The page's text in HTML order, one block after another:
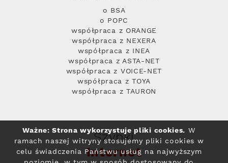
o BSA
o POPC
współpraca z ORANGE
współpraca z NEXERA
współpraca z INEA
współpraca z ASTA-NET
współpraca z VOICE-NET
współpraca z TOYA
współpraca z TAURON
Szybki
Internet
Ważne: Strona wykorzystuje pliki cookies. W
ramach naszej witryny stosujemy pliki cookies w
celu świadczenia Państwu usług na najwyższym